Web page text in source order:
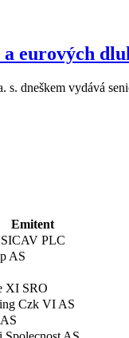
eurových
dneškem vydává
Emitent
SICAV PLC
AS
XI SRO
Czk VI AS